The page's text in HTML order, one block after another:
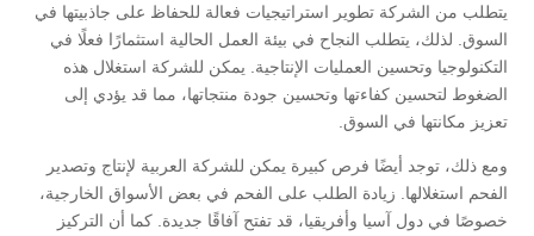
يتطلب من الشركة تطوير استراتيجيات فعالة للحفاظ على جاذبيتها في
السوق. لذلك، يتطلب النجاح في بيئة العمل الحالية استثمارًا فعلًا في
التكنولوجيا وتحسين العمليات الإنتاجية. يمكن للشركة استغلال هذه
الضغوط لتحسين كفاءتها وتحسين جودة منتجاتها، مما قد يؤدي إلى
تعزيز مكانتها في السوق.
ومع ذلك، توجد أيضًا فرص كبيرة يمكن للشركة العربية لإنتاج وتصدير
الفحم استغلالها. زيادة الطلب على الفحم في بعض الأسواق الخارجية،
خصوصًا في دول آسيا وأفريقيا، قد تفتح آفاقًا جديدة. كما أن التركيز